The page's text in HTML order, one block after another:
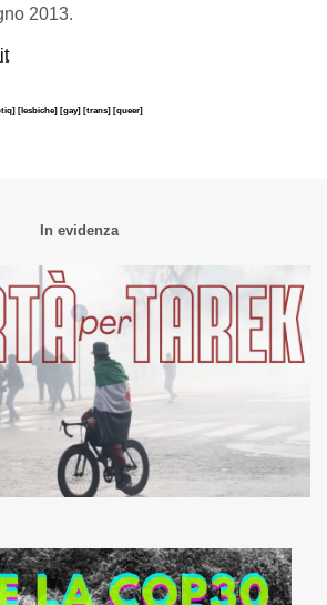
2013.
[lesbiche] [gay] [trans] [queer]
In evidenza